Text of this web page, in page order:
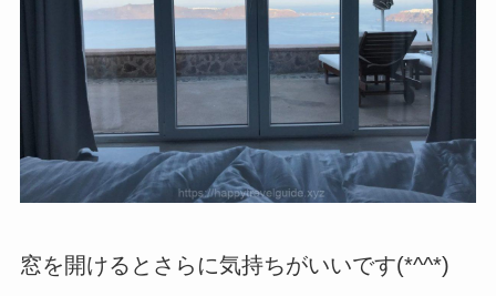
窓を開けるとさらに気持ちがいいです(*^^*)